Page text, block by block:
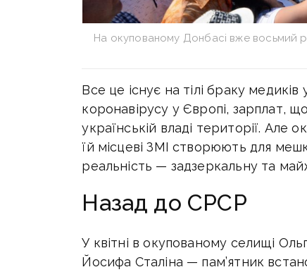
На окупованому Донбасі вже восьмий
Все це існує на тілі браку
коронавірусу у Європі, зарплат,
українській владі території. Але
їй місцеві ЗМІ створюють для
реальність — задзеркальну та
Назад до СРСР
У квітні в окупованому селищі
Йосифа Сталіна — пам’ятник